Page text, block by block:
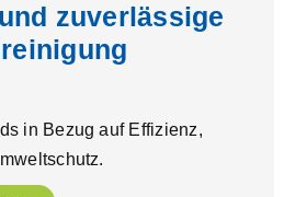
zuverlässige
in Bezug auf Effizienz,